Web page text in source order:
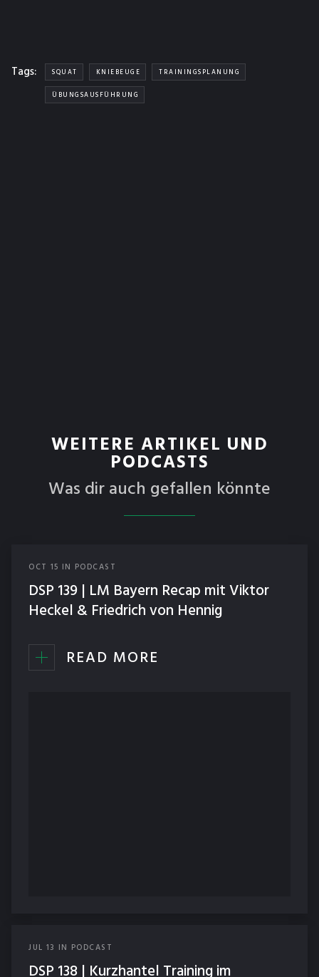
Tags: SQUAT KNIEBEUGE TRAININGSPLANUNG
ÜBUNGSAUSFÜHRUNG
WEITERE ARTIKEL UND
PODCASTS
Was dir auch gefallen könnte
OCT 15 IN PODCAST
DSP 139 | LM Bayern Recap mit Viktor
Heckel & Friedrich von Hennig
READ MORE
JUL 13 IN PODCAST
DSP 138 | Kurzhantel Training im